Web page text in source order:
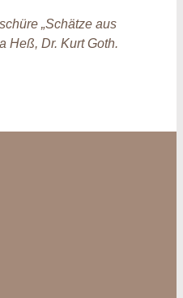
„Schätze aus
Heß, Dr. Kurt Goth.